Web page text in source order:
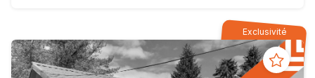
Exclusivité